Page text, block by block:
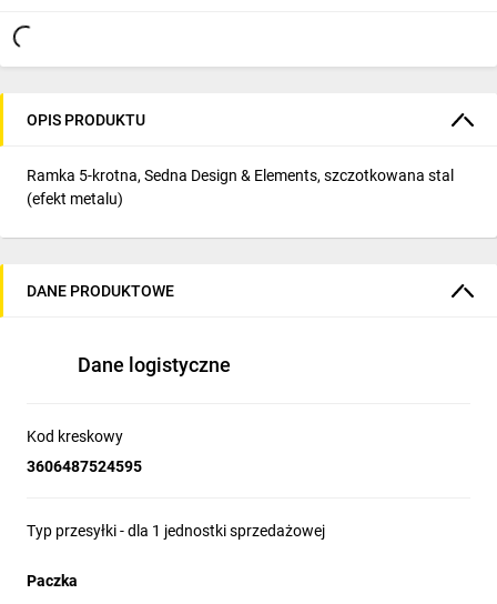
OPIS PRODUKTU
Ramka 5-krotna, Sedna Design & Elements, szczotkowana stal
(efekt metalu)
DANE PRODUKTOWE
Dane logistyczne
Kod kreskowy
3606487524595
Typ przesyłki - dla 1 jednostki sprzedażowej
Paczka